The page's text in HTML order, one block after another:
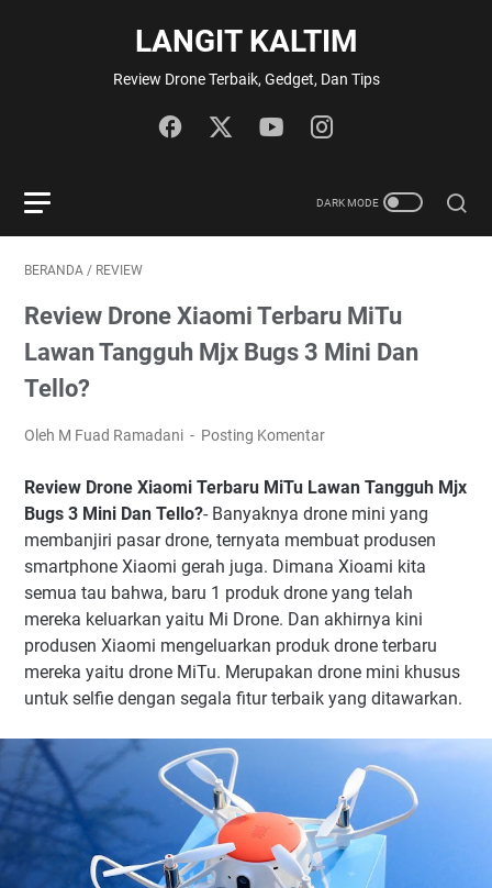
LANGIT KALTIM
Review Drone Terbaik, Gedget, Dan Tips
BERANDA / REVIEW
Review Drone Xiaomi Terbaru MiTu
Lawan Tangguh Mjx Bugs 3 Mini Dan
Tello?
Oleh M Fuad Ramadani Posting Komentar
Review Drone Xiaomi Terbaru MiTu Lawan Tangguh Mjx
Bugs 3 Mini Dan Tello?- Banyaknya drone mini yang
membanjiri pasar drone, ternyata membuat produsen
smartphone Xiaomi gerah juga. Dimana Xioami kita
semua tau bahwa, baru 1 produk drone yang telah
mereka keluarkan yaitu Mi Drone. Dan akhirnya kini
produsen Xiaomi mengeluarkan produk drone terbaru
mereka yaitu drone MiTu. Merupakan drone mini khusus
untuk selfie dengan segala fitur terbaik yang ditawarkan.